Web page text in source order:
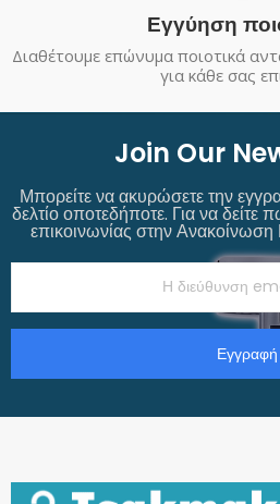
Εγγύηση
Διαθέτουμε επώνυμα ποιοτικά
για κάθε σας
Join Our
Μπορείτε να ακυρώσετε την
δελτίο οποτεδήποτε. Για να δείτε
επικοινωνίας στην
Εγγραφή